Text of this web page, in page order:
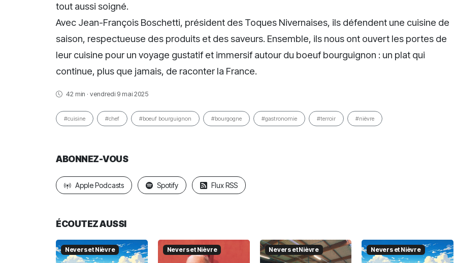
tout aussi soigné.
Avec Jean-François Boschetti, président des Toques Nivernaises, ils défendent une cuisine de
saison, respectueuse des produits et des saveurs. Ensemble, ils nous ont ouvert les portes de
leur cuisine pour un voyage gustatif et immersif autour du boeuf bourguignon : un plat qui
continue, plus que jamais, de raconter la France.
42 min · vendredi 9 mai 2025
#cuisine #chef #boeuf bourguignon #bourgogne #gastronomie #terroir #nièvre
ABONNEZ-VOUS
Apple Podcasts Spotify Flux RSS
ÉCOUTEZ AUSSI
Nevers et Nièvre Nevers et Nièvre Nevers et Nièvre Nevers et Nièvre